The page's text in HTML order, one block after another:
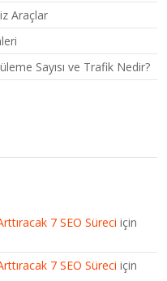
Araçlar
Sayısı ve Trafik Nedir?
7 SEO Süreci için
7 SEO Süreci için